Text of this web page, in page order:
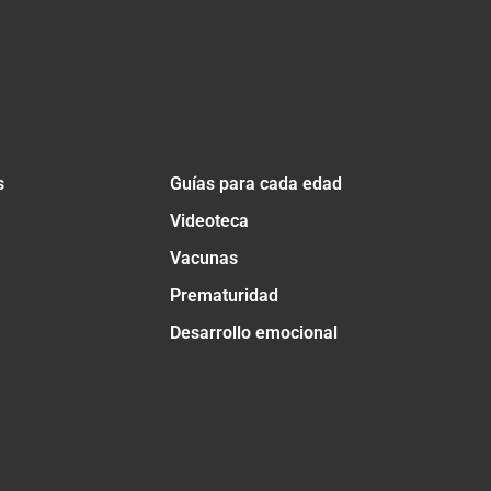
Guías para cada edad
Videoteca
Vacunas
Prematuridad
Desarrollo emocional